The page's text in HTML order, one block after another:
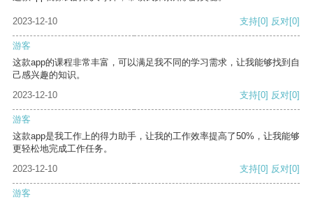
2023-12-10 支持[0] 反对[0]
游客
这款app的课程非常丰富，可以满足我不同的学习需求，让我能够找到自
己感兴趣的知识。
2023-12-10
支持[0] 反对[0]
游客
这款app是我工作上的得力助手，让我的工作效率提高了50%，让我能够
更轻松地完成工作任务。
2023-12-10
支持[0] 反对[0]
游客